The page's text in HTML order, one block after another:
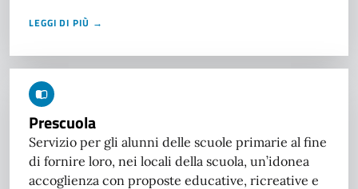
LEGGI DI PIÙ →
Prescuola
Servizio per gli alunni delle scuole primarie al fine
di fornire loro, nei locali della scuola, un’idonea
accoglienza con proposte educative, ricreative e